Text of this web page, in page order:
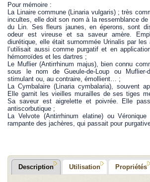
Pour mémoire :
La Linaire commune (Linaria vulgaris) ; très
incultes, elle doit son nom à la ressemblance
du Lin. Ses fleurs jaunes, en éperons, sont
odeur est vireuse et sa saveur amère.
diurétique, elle était surnommée Urinalis par
l’utilisait aussi comme purgatif et en
hémorroïdes et les dartres ;
Le Muflier (Antirrhinum majus), bien connu
sous le nom de Gueule-de-Loup ou Muflier-
stimulant ou, au contraire, émollient… ;
La Cymbalaire (Linaria cymbalaria), souvent
Elle garnit les vieilles murailles de ses tiges
Sa saveur est aigrelette et poivrée. Elle
antiscorbutique ;
La Velvote (Antirrhinum elatine) ou
rampante des jachères, qui passait pour
Description Utilisation Propriétés